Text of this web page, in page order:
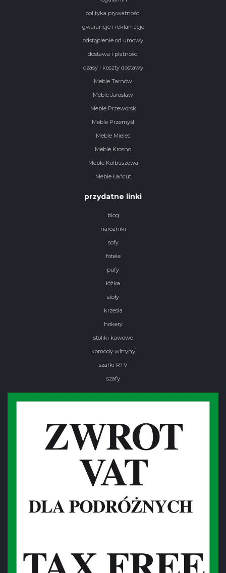
polityka prywatności
gwarancje i reklamacje
odstąpienie od umowy
dostawa i płatności
czasy i koszty dostawy
Meble Tarnów
Meble Jarosław
Meble Przeworsk
Meble Przemyśl
Meble Mielec
Meble Krosno
Meble Kolbuszowa
Meble Łańcut
przydatne linki
blog
narożniki
sofy
fotele
pufy
łóżka
stoły
krzesła
hokery
stoliki kawowe
komody witryny
szafki RTV
szafy